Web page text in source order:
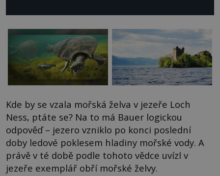
Kde by se vzala mořská želva v jezeře Loch
Ness, ptáte se? Na to má Bauer logickou
odpověď – jezero vzniklo po konci poslední
doby ledové poklesem hladiny mořské vody. A
právě v té době podle tohoto vědce uvízl v
jezeře exemplář obří mořské želvy.